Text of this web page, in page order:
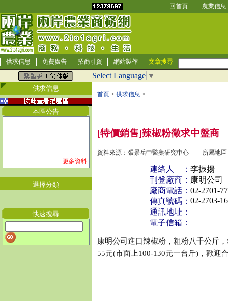
回首頁 農業信息
供求信息 免費廣告 招商引資 網站製作 文章搜尋
Select Language ▼
供求信息
本區公告
更多資料
選擇分類
快速搜尋
首頁 > 供求信息 >
[特價銷售]辣椒粉徵求中盤商
資料來源：張景岳中醫藥研究中心 所屬地區
連絡人 ： 李振揚
刊登廠商： 康明公司
廠商電話： 02-2701-
傳真號碼： 02-2703-
通訊地址：
電子信箱：
康明公司進口辣椒粉，粗粉八千公斤
55元(市面上100-130元一台斤)，歡迎